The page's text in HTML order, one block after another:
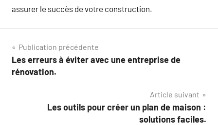
assurer le succès de votre construction.
Navigation
de
Publication précédente
Les erreurs à éviter avec une entreprise de
rénovation.
Article suivant
Les outils pour créer un plan de maison :
solutions faciles.